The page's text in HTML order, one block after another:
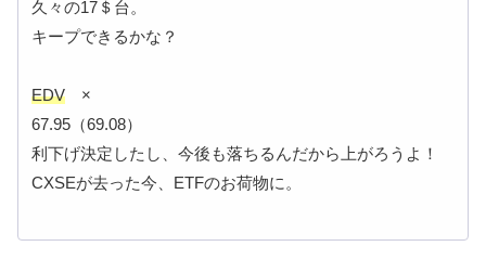
久々の17＄台。
キープできるかな？
EDV ×
67.95（69.08）
利下げ決定したし、今後も落ちるんだから上がろうよ！
CXSEが去った今、ETFのお荷物に。